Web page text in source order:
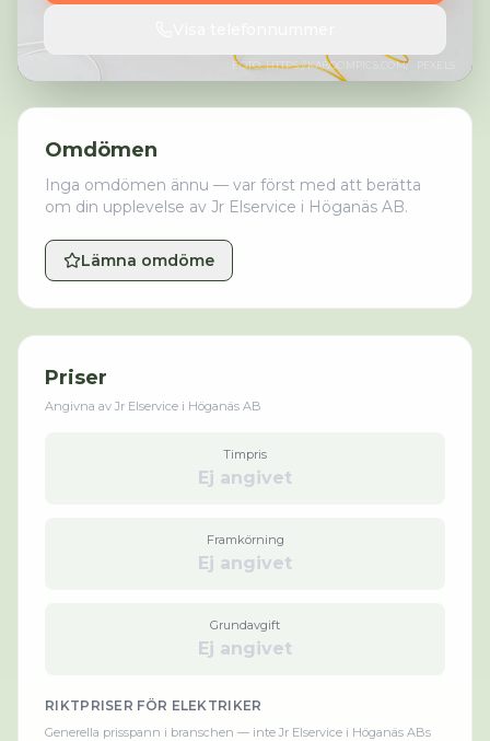
FOTO:HTTPS://KABOOMPICS.COM/· PEXELS
Omdömen
Inga omdömen ännu — var först med att berätta
om din upplevelse av Jr Elservice i Höganäs AB.
Lämna omdöme
Priser
Angivna av Jr Elservice i Höganäs AB
Timpris
Ej angivet
Framkörning
Ej angivet
Grundavgift
Ej angivet
RIKTPRISER FÖR ELEKTRIKER
Generella prisspann i branschen — inte Jr Elservice i Höganäs ABs